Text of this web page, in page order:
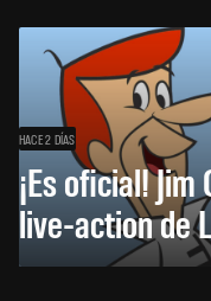
HACE 2 DÍAS
¡Es oficial!
live-action de